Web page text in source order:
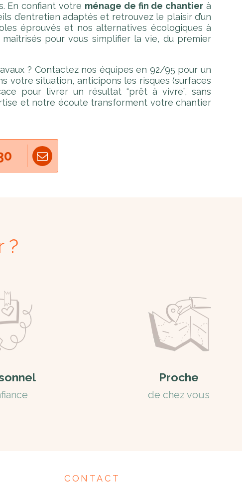
En confiant votre ménage de fin de chantier à
d’entretien adaptés et retrouvez le plaisir d’un
éprouvés et nos alternatives écologiques à
pour vous simplifier la vie, du premier
? Contactez nos équipes en 92/95 pour un
votre situation, anticipons les risques (surfaces
pour livrer un résultat “prêt à vivre”, sans
et notre écoute transforment votre chantier
?
Proche
de chez vous
CONTACT